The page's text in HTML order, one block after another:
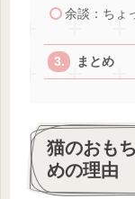
余談：ちょ
まとめ
猫のおも
めの理由